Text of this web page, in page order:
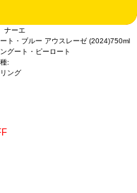
ナーエ
ト・ブルー アウスレーゼ (2024)750ml
グート・ピーロート
:
ング